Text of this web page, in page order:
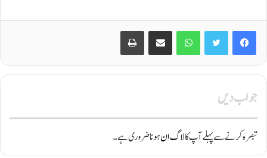
Facebook
Twitter
WhatsApp
Share via Email
Print
جواب دیں
تبصرہ کرنے سے پہلے آپ کالاگ انہونا ضروری ہے۔